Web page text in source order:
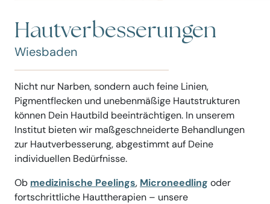
Hautverbesserungen
Wiesbaden
Nicht nur Narben, sondern auch feine Linien,
Pigmentflecken und unebenmäßige Hautstrukturen
können Dein Hautbild beeinträchtigen. In unserem
Institut bieten wir maßgeschneiderte Behandlungen
zur Hautverbesserung, abgestimmt auf Deine
individuellen Bedürfnisse.
Ob medizinische Peelings, Microneedling oder
fortschrittliche Hauttherapien – unsere